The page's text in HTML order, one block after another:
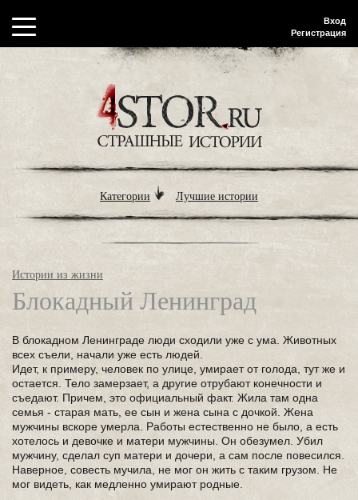
Вход
Регистрация
Категории Лучшие истории
Истории из жизни
Блокадный Ленинград
В блокадном Ленинграде люди сходили уже с ума. Животных
всех съели, начали уже есть людей.
Идет, к примеру, человек по улице, умирает от голода, тут же и
остается. Тело замерзает, а другие отрубают конечности и
съедают. Причем, это официальный факт. Жила там одна
семья - старая мать, ее сын и жена сына с дочкой. Жена
мужчины вскоре умерла. Работы естественно не было, а есть
хотелось и девочке и матери мужчины. Он обезумел. Убил
мужчину, сделал суп матери и дочери, а сам после повесился.
Наверное, совесть мучила, не мог он жить с таким грузом. Не
мог видеть, как медленно умирают родные.